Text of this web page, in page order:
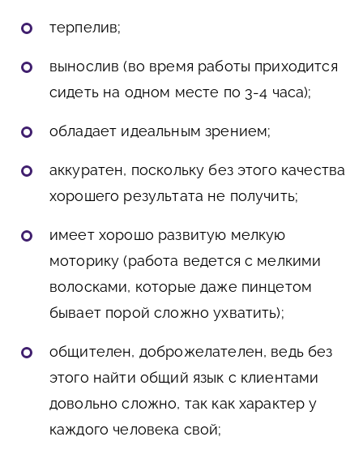
терпелив;
вынослив (во время работы приходится
сидеть на одном месте по 3-4 часа);
обладает идеальным зрением;
аккуратен, поскольку без этого качества
хорошего результата не получить;
имеет хорошо развитую мелкую
моторику (работа ведется с мелкими
волосками, которые даже пинцетом
бывает порой сложно ухватить);
общителен, доброжелателен, ведь без
этого найти общий язык с клиентами
довольно сложно, так как характер у
каждого человека свой;